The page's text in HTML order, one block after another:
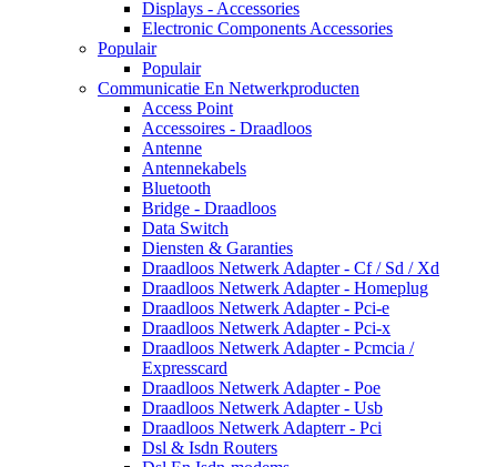
Displays - Accessories
Electronic Components Accessories
Populair
Populair
Communicatie En Netwerkproducten
Access Point
Accessoires - Draadloos
Antenne
Antennekabels
Bluetooth
Bridge - Draadloos
Data Switch
Diensten & Garanties
Draadloos Netwerk Adapter - Cf / Sd / Xd
Draadloos Netwerk Adapter - Homeplug
Draadloos Netwerk Adapter - Pci-e
Draadloos Netwerk Adapter - Pci-x
Draadloos Netwerk Adapter - Pcmcia /
Expresscard
Draadloos Netwerk Adapter - Poe
Draadloos Netwerk Adapter - Usb
Draadloos Netwerk Adapterr - Pci
Dsl & Isdn Routers